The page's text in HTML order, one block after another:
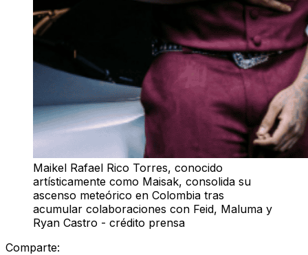
Maikel Rafael Rico Torres, conocido
artísticamente como Maisak, consolida su
ascenso meteórico en Colombia tras
acumular colaboraciones con Feid, Maluma y
Ryan Castro - crédito prensa
Comparte: